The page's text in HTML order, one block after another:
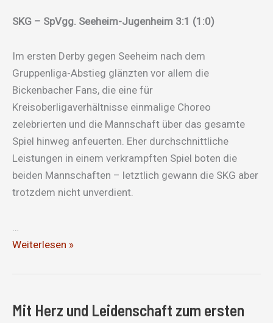
SKG – SpVgg. Seeheim-Jugenheim 3:1 (1:0)
Im ersten Derby gegen Seeheim nach dem
Gruppenliga-Abstieg glänzten vor allem die
Bickenbacher Fans, die eine für
Kreisoberligaverhältnisse einmalige Choreo
zelebrierten und die Mannschaft über das gesamte
Spiel hinweg anfeuerten. Eher durchschnittliche
Leistungen in einem verkrampften Spiel boten die
beiden Mannschaften – letztlich gewann die SKG aber
trotzdem nicht unverdient.
…
SKG-
glänzen
Derbysieg
Weiterlesen »
Mit Herz und Leidenschaft zum ersten